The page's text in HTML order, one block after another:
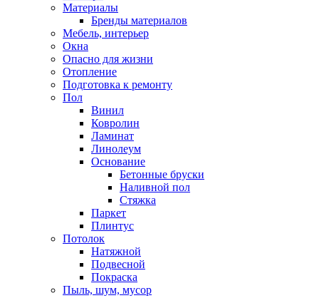
Материалы
Бренды материалов
Мебель, интерьер
Окна
Опасно для жизни
Отопление
Подготовка к ремонту
Пол
Винил
Ковролин
Ламинат
Линолеум
Основание
Бетонные бруски
Наливной пол
Стяжка
Паркет
Плинтус
Потолок
Натяжной
Подвесной
Покраска
Пыль, шум, мусор